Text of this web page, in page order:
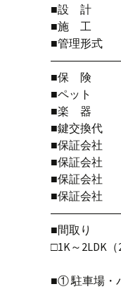
■設 計 三
■施 工 三
■管理形式
■保 険 借
■ペット 相
■楽 器 ア
■鍵交換代
■保証会社
■保証会社
■保証会社
■保証会社
■間取り
□1K～2LDK（
■① 駐車場・